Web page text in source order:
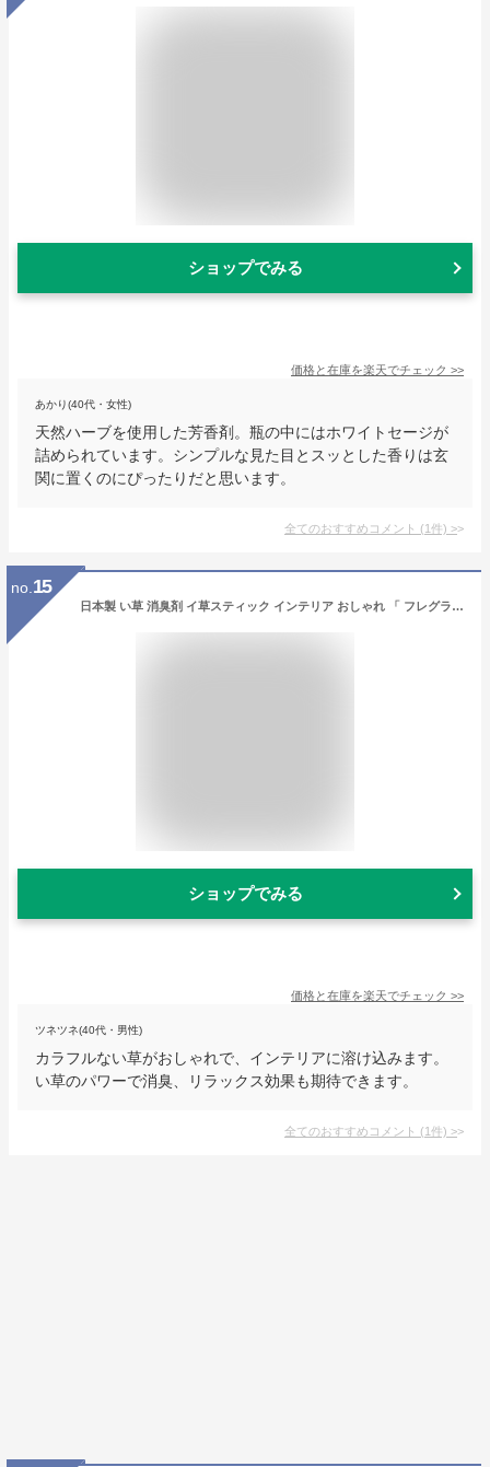
ショップでみる
価格と在庫を楽天でチェック >>
あかり(40代・女性)
天然ハーブを使用した芳香剤。瓶の中にはホワイトセージが
詰められています。シンプルな見た目とスッとした香りは玄
関に置くのにぴったりだと思います。
全てのおすすめコメント (1件) >
no. 15
日本製 い草 消臭剤 イ草スティック インテリア おしゃれ 「 フレグラス 」約70cm×50g 選べる7色 置きい草 国産 自然素材 ディフューザー 畳 オブジェ トイレ 玄関 リビング オフィス 消臭 おしゃれ 雑貨 DIY イケヒコ
ショップでみる
価格と在庫を楽天でチェック >>
ツネツネ(40代・男性)
カラフルない草がおしゃれで、インテリアに溶け込みます。
い草のパワーで消臭、リラックス効果も期待できます。
全てのおすすめコメント (1件) >